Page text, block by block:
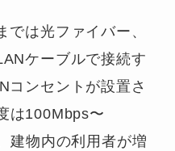
は光ファイバー、
ケーブルで接続す
コンセントが設置さ
は100Mbps〜
建物内の利用者が増